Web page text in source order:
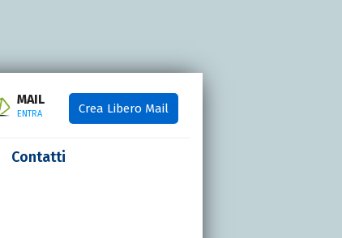
MAIL
ENTRA Crea Libero Mail
Contatti